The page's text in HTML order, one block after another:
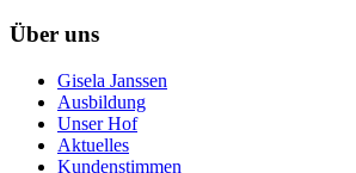
Über uns
Gisela Janssen
Ausbildung
Unser Hof
Aktuelles
Kundenstimmen